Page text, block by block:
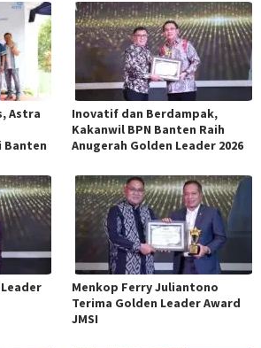
Astra
Banten
Inovatif dan Berdampak,
Kakanwil BPN Banten Raih
Anugerah Golden Leader 2026
Menkop Ferry Juliantono
Terima Golden Leader Award
JMSI